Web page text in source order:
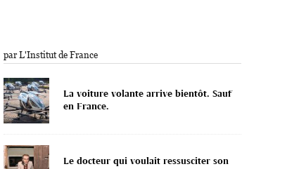
par L'Institut de France
La voiture volante arrive bientôt. Sauf
en France.
Le docteur qui voulait ressusciter son